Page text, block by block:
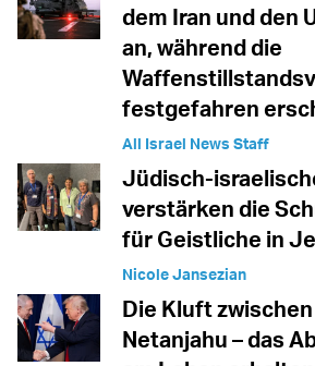
dem Iran und den
an, während die
festgefahren
All Israel News Staff
Jüdisch-
verstärken die
für Geistliche in
Nicole Jansezian
Die Kluft
Netanjahu – das